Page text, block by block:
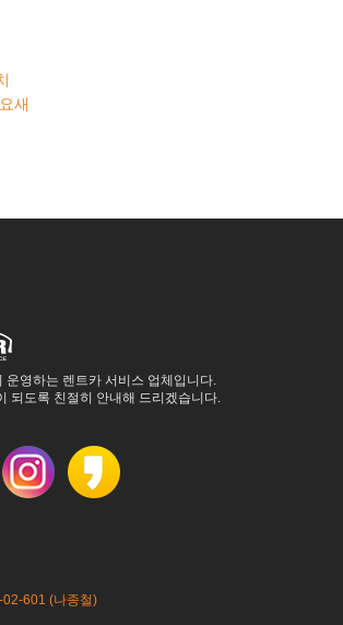
새
운영하는 렌트카 서비스 업체입니다.
되도록 친절히 안내해 드리겠습니다.
601 (나종철)